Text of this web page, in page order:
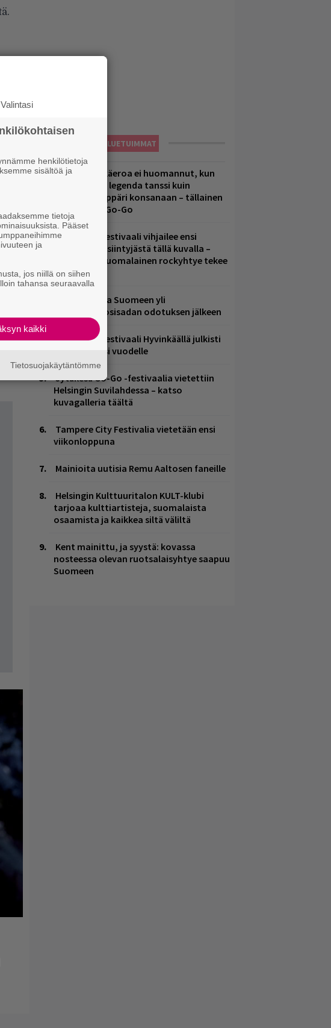
LUETUIMMAT
41 vuoden ikäeroa ei huomannut, kun
suomirockin legenda tanssi kuin
elohopea-räppäri konsanaan – tällainen
oli Jytäkesä Go-Go
Helsinkiläisfestivaali vihjailee ensi
vuoden pääesiintyjästä tällä kuvalla –
rakastettu suomalainen rockyhtye tekee
paluun?
Weezer palaa Suomeen yli
neljännesvuosisadan odotuksen jälkeen
Äärimetallifestivaali Hyvinkäällä julkisti
esiintyjiä ensi vuodelle
Jytäkesä Go-Go -festivaalia vietettiin
Helsingin Suvilahdessa – katso
kuvagalleria täältä
Tampere City Festivalia vietetään ensi
viikonloppuna
Mainioita uutisia Remu Aaltosen faneille
Helsingin Kulttuuritalon KULT-klubi
tarjoaa kulttiartisteja, suomalaista
osaamista ja kaikkea siltä väliltä
Kent mainittu, ja syystä: kovassa
nosteessa olevan ruotsalaisyhtye saapuu
Suomeen
Valintasi
henkilötietoja
sisältöä ja
tietoja
Pääset
ja
jos niillä on siihen
tahansa seuraavalla
kaikki
Tietosuojakäytäntömme